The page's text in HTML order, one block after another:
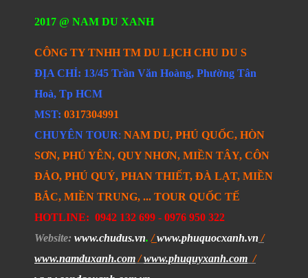
2017 @ NAM DU XANH
CÔNG TY TNHH TM DU LỊCH CHU DU S
ĐỊA CHỈ: 13/45 Trần Văn Hoàng, Phường Tân
Hoà, Tp HCM
MST: 0317304991
CHUYÊN TOUR: NAM DU, PHÚ QUỐC, HÒN
SƠN, PHÚ YÊN, QUY NHƠN, MIỀN TÂY, CÔN
ĐẢO, PHÚ QUÝ, PHAN THIẾT, ĐÀ LẠT, MIỀN
BẮC, MIỀN TRUNG, ... TOUR QUỐC TẾ
HOTLINE: 0942 132 699 - 0976 950 322
Website: www.chudus.vn./www.phuquocxanh.vn /
www.namduxanh.com/www.phuquyxanh.com /